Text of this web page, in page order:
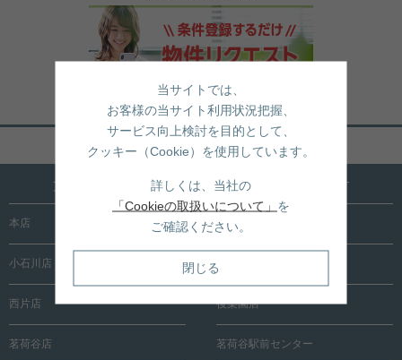
ページトップへ戻る
文京区内に15店舗！売買も賃貸も全店で承ります
本店 根津店
小石川店
西片店 後楽園店
茗荷谷店 茗荷谷駅前センター
当サイトでは、
お客様の当サイト利用状況把握、
サービス向上検討を目的として、
クッキー（Cookie）を使用しています。
詳しくは、当社の
「Cookieの取扱いについて」 を
ご確認ください。
閉じる